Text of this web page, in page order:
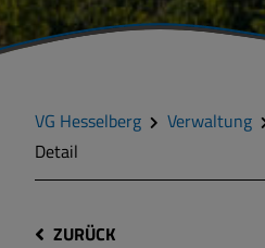
VG Hesselberg Verwaltung
Detail
ZURÜCK